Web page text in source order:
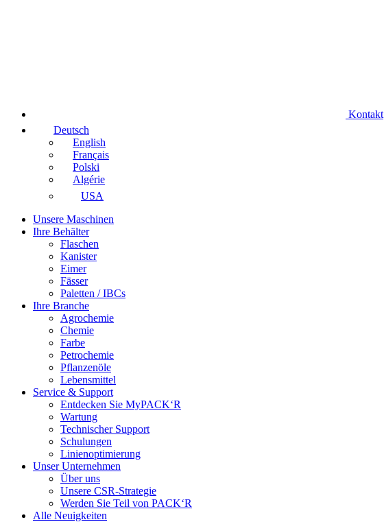
Kontakt
Deutsch
English
Français
Polski
Algérie
USA
Unsere Maschinen
Ihre Behälter
Flaschen
Kanister
Eimer
Fässer
Paletten / IBCs
Ihre Branche
Agrochemie
Chemie
Farbe
Petrochemie
Pflanzenöle
Lebensmittel
Service & Support
Entdecken Sie MyPACK‘R
Wartung
Technischer Support
Schulungen
Linienoptimierung
Unser Unternehmen
Über uns
Unsere CSR-Strategie
Werden Sie Teil von PACK‘R
Alle Neuigkeiten